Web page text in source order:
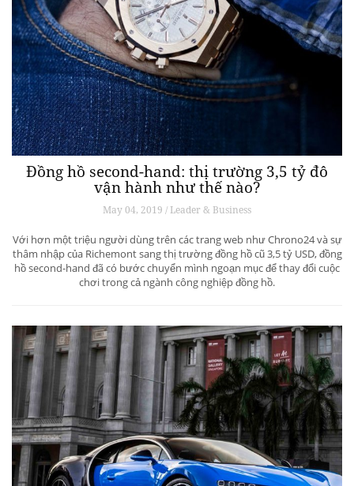
Đồng hồ second-hand: thị trường 3,5 tỷ đô
vận hành như thế nào?
May 04, 2019 / Leader & Business
Với hơn một triệu người dùng trên các trang web như Chrono24 và sự
thâm nhập của Richemont sang thị trường đồng hồ cũ 3,5 tỷ USD, đồng
hồ second-hand đã có bước chuyển mình ngoạn mục để thay đổi cuộc
chơi trong cả ngành công nghiệp đồng hồ.